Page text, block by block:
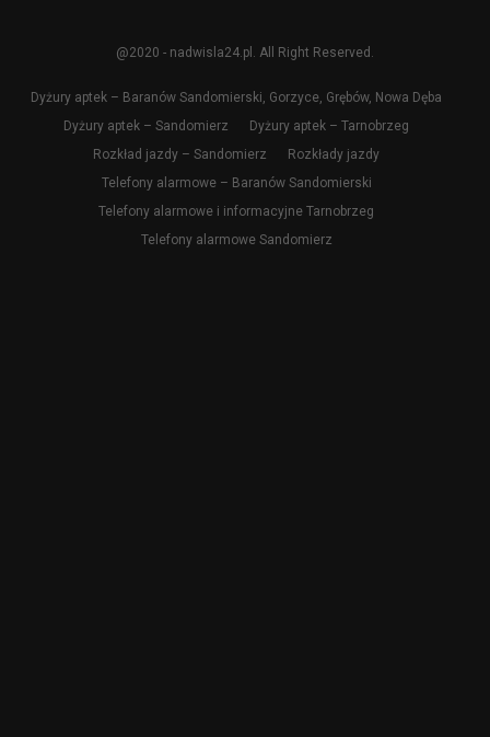
@2020 - nadwisla24.pl. All Right Reserved.
Dyżury aptek – Baranów Sandomierski, Gorzyce, Grębów, Nowa Dęba
Dyżury aptek – Sandomierz
Dyżury aptek – Tarnobrzeg
Rozkład jazdy – Sandomierz
Rozkłady jazdy
Telefony alarmowe – Baranów Sandomierski
Telefony alarmowe i informacyjne Tarnobrzeg
Telefony alarmowe Sandomierz